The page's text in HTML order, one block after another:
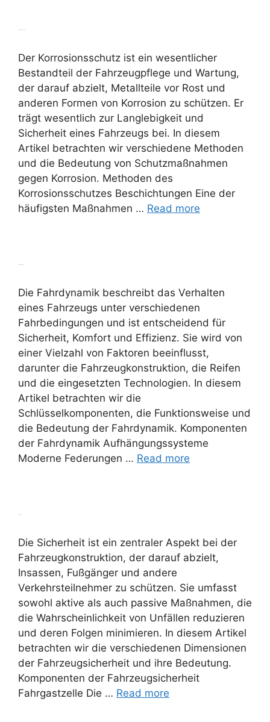
Der Korrosionsschutz ist ein wesentlicher
Bestandteil der Fahrzeugpflege und Wartung,
der darauf abzielt, Metallteile vor Rost und
anderen Formen von Korrosion zu schützen. Er
trägt wesentlich zur Langlebigkeit und
Sicherheit eines Fahrzeugs bei. In diesem
Artikel betrachten wir verschiedene Methoden
und die Bedeutung von Schutzmaßnahmen
gegen Korrosion. Methoden des
Korrosionsschutzes Beschichtungen Eine der
häufigsten Maßnahmen … Read more
Die Fahrdynamik beschreibt das Verhalten
eines Fahrzeugs unter verschiedenen
Fahrbedingungen und ist entscheidend für
Sicherheit, Komfort und Effizienz. Sie wird von
einer Vielzahl von Faktoren beeinflusst,
darunter die Fahrzeugkonstruktion, die Reifen
und die eingesetzten Technologien. In diesem
Artikel betrachten wir die
Schlüsselkomponenten, die Funktionsweise und
die Bedeutung der Fahrdynamik. Komponenten
der Fahrdynamik Aufhängungssysteme
Moderne Federungen … Read more
Die Sicherheit ist ein zentraler Aspekt bei der
Fahrzeugkonstruktion, der darauf abzielt,
Insassen, Fußgänger und andere
Verkehrsteilnehmer zu schützen. Sie umfasst
sowohl aktive als auch passive Maßnahmen, die
die Wahrscheinlichkeit von Unfällen reduzieren
und deren Folgen minimieren. In diesem Artikel
betrachten wir die verschiedenen Dimensionen
der Fahrzeugsicherheit und ihre Bedeutung.
Komponenten der Fahrzeugsicherheit
Fahrgastzelle Die … Read more